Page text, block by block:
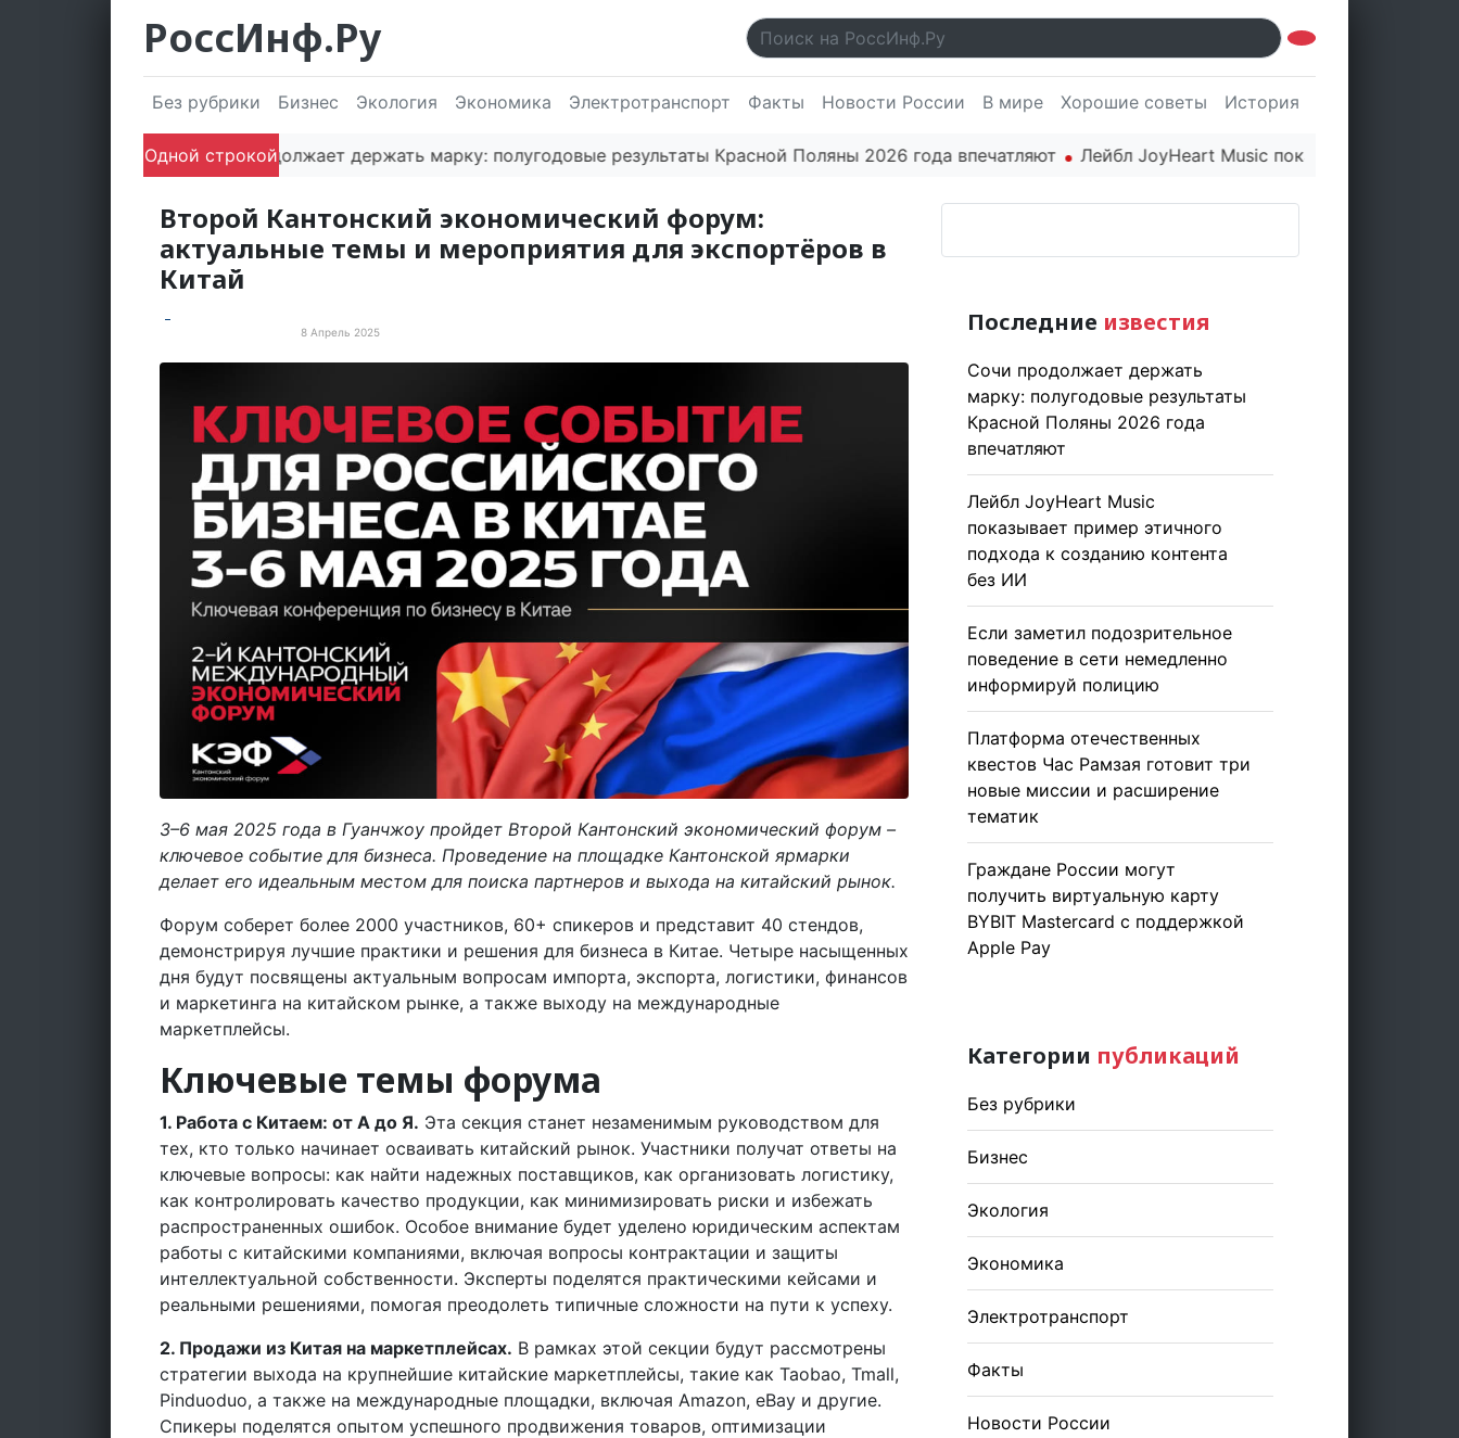
РоссИнф.Ру
Без рубрики Бизнес Экология Экономика Электротранспорт Факты Новости России В мире Хорошие советы История
Одной строкой
Сочи продолжает держать марку: полугодовые результаты Красной Поляны 2026 года впечатляют Лейбл JoyHeart Music показывает пример
Второй Кантонский экономический форум:
актуальные темы и мероприятия для экспортёров в
Китай
8 Апрель 2025
3–6 мая 2025 года в Гуанчжоу пройдет Второй Кантонский экономический форум –
ключевое событие для бизнеса. Проведение на площадке Кантонской ярмарки
делает его идеальным местом для поиска партнеров и выхода на китайский рынок.
Форум соберет более 2000 участников, 60+ спикеров и представит 40 стендов,
демонстрируя лучшие практики и решения для бизнеса в Китае. Четыре насыщенных
дня будут посвящены актуальным вопросам импорта, экспорта, логистики, финансов
и маркетинга на китайском рынке, а также выходу на международные
маркетплейсы.
Ключевые темы форума
1. Работа с Китаем: от А до Я. Эта секция станет незаменимым руководством для
тех, кто только начинает осваивать китайский рынок. Участники получат ответы на
ключевые вопросы: как найти надежных поставщиков, как организовать логистику,
как контролировать качество продукции, как минимизировать риски и избежать
распространенных ошибок. Особое внимание будет уделено юридическим аспектам
работы с китайскими компаниями, включая вопросы контрактации и защиты
интеллектуальной собственности. Эксперты поделятся практическими кейсами и
реальными решениями, помогая преодолеть типичные сложности на пути к успеху.
2. Продажи из Китая на маркетплейсах. В рамках этой секции будут рассмотрены
стратегии выхода на крупнейшие китайские маркетплейсы, такие как Taobao, Tmall,
Pinduoduo, а также на международные площадки, включая Amazon, eBay и другие.
Спикеры поделятся опытом успешного продвижения товаров, оптимизации
Последние известия
Сочи продолжает держать
марку: полугодовые результаты
Красной Поляны 2026 года
впечатляют
Лейбл JoyHeart Music
показывает пример этичного
подхода к созданию контента
без ИИ
Если заметил подозрительное
поведение в сети немедленно
информируй полицию
Платформа отечественных
квестов Час Рамзая готовит три
новые миссии и расширение
тематик
Граждане России могут
получить виртуальную карту
BYBIT Mastercard с поддержкой
Apple Pay
Категории публикаций
Без рубрики
Бизнес
Экология
Экономика
Электротранспорт
Факты
Новости России